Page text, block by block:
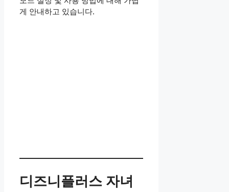
게 안내하고 있습니다.
디즈니플러스 자녀